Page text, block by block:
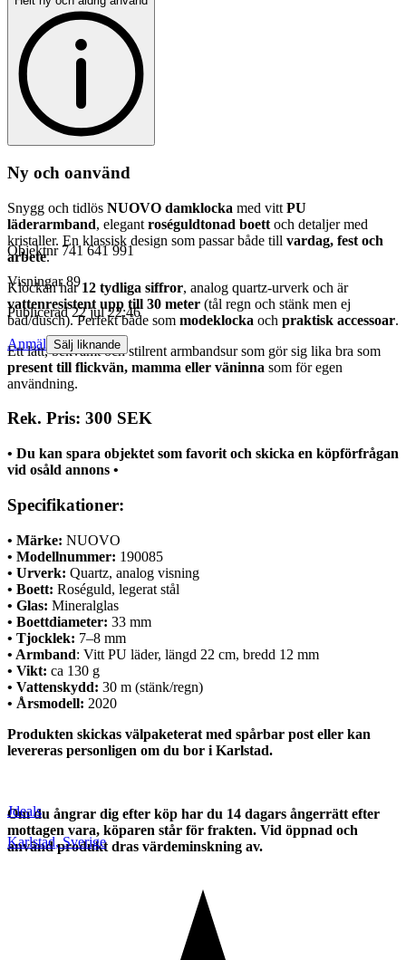
Ny och oanvänd
Snygg och tidlös NUOVO damklocka med vitt PU
läderarmband, elegant roséguldtonad boett och detaljer med
kristaller. En klassisk design som passar både till vardag, fest och
arbete.
Klockan har12 tydliga siffror, analog quartz-urverk och är
vattenresistent upp till 30 meter (tål regn och stänk men ej
bad/dusch). Perfekt både som modeklocka och praktisk accessoar.
Ett lätt, bekvämt och stilrent armbandsur som gör sig lika bra som
present till flickvän, mamma eller väninna som för egen
användning.
Rek. Pris: 300 SEK
• Du kan spara objektet som favorit och skicka en köpförfrågan
vid osåld annons •
Specifikationer:
• Märke: NUOVO
• Modellnummer: 190085
• Urverk: Quartz, analog visning
• Boett: Roséguld, legerat stål
• Glas: Mineralglas
• Boettdiameter: 33 mm
• Tjocklek: 7–8 mm
• Armband: Vitt PU läder, längd 22 cm, bredd 12 mm
• Vikt: ca 130 g
• Vattenskydd: 30 m (stänk/regn)
• Årsmodell: 2020
Produkten skickas välpaketerat med spårbar post eller kan
levereras personligen om du bor i Karlstad.
Om du ångrar dig efter köp har du 14 dagars ångerrätt efter
mottagen vara, köparen står för frakten. Vid öppnad och
använd produkt dras värdeminskning av.
Objektnr 741 641 991
Visningar 89
Publicerad 22 jul 22:46
Anmäl Sälj liknande
Jdeals
Karlstad,Sverige